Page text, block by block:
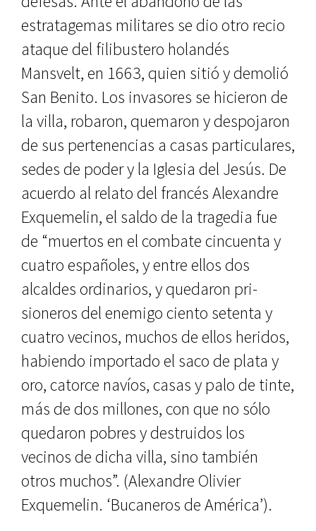
estratagemas militares se dio otro recio
ataque del filibustero holandés
Mansvelt, en 1663, quien sitió y de­molió
San Benito. Los invasores se hicieron de
la villa, robaron, quema­ron y despojaron
de sus pertenencias a casas particulares,
sedes de poder y la Iglesia del Jesús. De
acuerdo al relato del francés Alexandre
Exque­melin, el saldo de la tragedia fue
de “muertos en el combate cincuenta y
cuatro españoles, y entre ellos dos
alcaldes ordinarios, y quedaron pri­
sioneros del enemigo ciento seten­ta y
cuatro vecinos, muchos de ellos heridos,
habiendo importado el saco de plata y
oro, catorce navíos, casas y palo de tinte,
más de dos millones, con que no sólo
quedaron pobres y destruidos los
vecinos de dicha villa, sino también
otros muchos”. (Alexan­dre Olivier
Exquemelin. ‘Bucaneros de América’).